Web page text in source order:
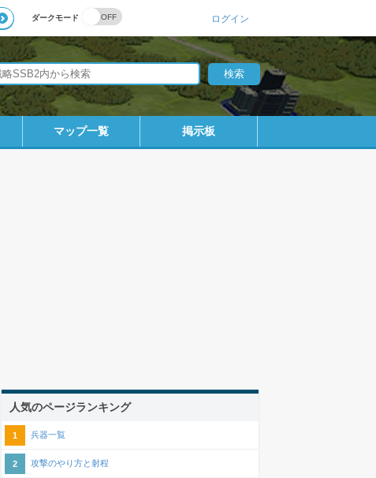
ダークモード ログイン
マップ一覧 掲示板
人気のページランキング
兵器一覧
攻撃のやり方と射程